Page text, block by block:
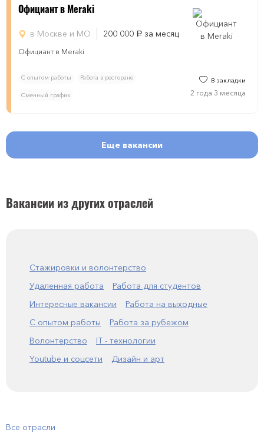
Официант в Meraki
в Москве и МО 200 000 руб. за месяц
Официант в Meraki
С опытом работы Работа в ресторане
Сменный график
В закладки
2 года 3 месяца
Еще вакансии
Вакансии из других отраслей
Стажировки и волонтерство
Удаленная работа
Работа для студентов
Интересные вакансии
Работа на выходные
С опытом работы
Работа за рубежом
Волонтерство
IT - технологии
Youtube и соцсети
Дизайн и арт
Все отрасли